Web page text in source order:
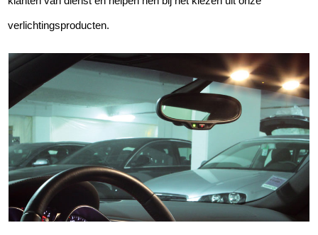
verlichtingsproducten.